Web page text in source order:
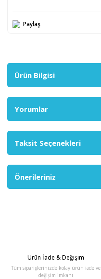
Paylaş
Ürün Bilgisi
Yorumlar
Taksit Seçenekleri
Önerileriniz
Ürün İade & Değişim
Tüm siparişlerinizde kolay ürün iade ve
değişim imkanı